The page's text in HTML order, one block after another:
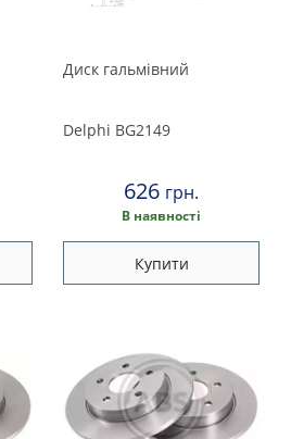
Диск гальмівний
Delphi BG2149
626 грн.
В наявності
Купити